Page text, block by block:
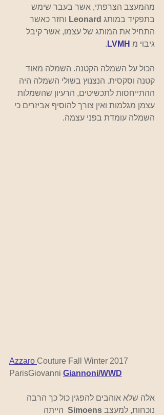
מהמעצב הצרפתי, אשר בעבר שימש
בתפקיד במותג Leonard וחזר כאשר
התחיל את המותג של עצמו, אשר קיבל
גיבוי מ LVMH
.
הכול על השמלה הקטנה. השמלה מאוד
קטנה וסקסית. הנצנוץ בשולי השמלה היה
ההתייחסות לתכשיטים, הרעיון שהשמלות
עצמן מגלמות ואין צורך להוסיף אביזרים כי
השמלה עומדת בפני עצמה.
Azzaro Couture Fall Winter 2017
ParisGiovanni Giannoni/WWD
אלה שלא אוהבים להפגין כול כך הרבה
נוכחות, למעצב Simoens הייתה